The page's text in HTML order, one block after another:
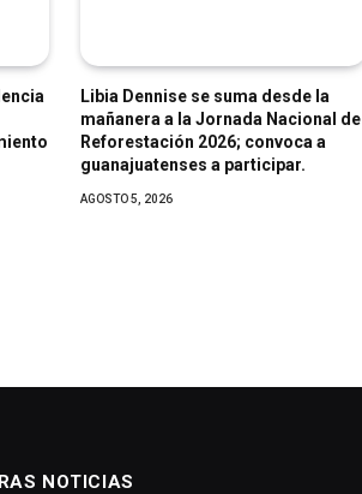
Libia Dennise se suma desde la
mañanera a la Jornada Nacional de
Reforestación 2026; convoca a
guanajuatenses a participar.
AGOSTO 5, 2026
NOTICIAS